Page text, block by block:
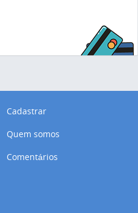
Cadastrar
Quem somos
Comentários